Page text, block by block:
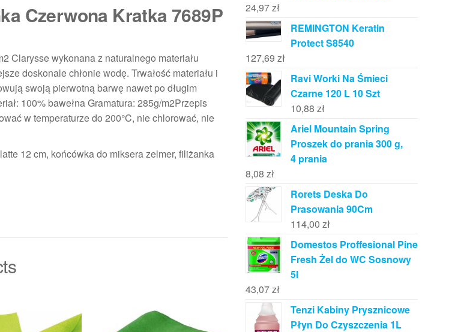
Czerwona Kratka 7689P
Clarysse wykonana z naturalnego materiału
doskonale chłonie wodę. Trwałość materiału i
swoją pierwotną barwę nawet po długim
100% bawełna Gramatura: 285g/m2Przepis
w temperaturze do 200°C, nie chlorować, nie
12 cm, końcówka do miksera zelmer, filiżanka
24,97zł
REMINGTON Keratin
Protect S8540
127,69 zł
Ravi Worki Na Śmieci
Czarne 120 L 10 Szt
10,88 zł
Ariel Mountain Spring
Proszek do prania 300 g,
4 prania
8,08 zł
Rorets Deska Do
Prasowania 90Cm
114,00 zł
Domestos Proffesional Pine
Fresh Żel do WC Sosnowy
5l
43,07zł
Tenzi Kabiny Prysznicowe
Płyn Do Czyszczenia 1L